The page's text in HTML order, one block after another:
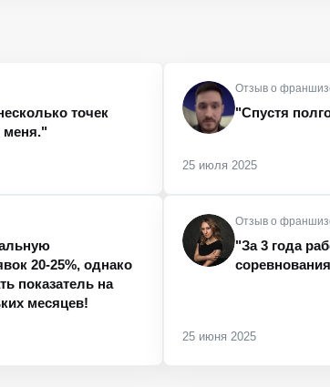
точек
меня."
Отзыв о
"Спустя
25 июля 2025
20-25%, однако
показатель на
месяцев!
Отзыв о
"За 3 года
25 июня 2025